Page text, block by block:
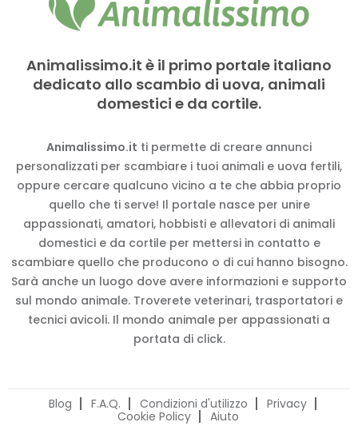
Animalissimo.it è il primo portale italiano
dedicato allo scambio di uova, animali
domestici e da cortile.
Animalissimo.it ti permette di creare annunci
personalizzati per scambiare i tuoi animali e uova fertili,
oppure cercare qualcuno vicino a te che abbia proprio
quello che ti serve! Il portale nasce per unire
appassionati, amatori, hobbisti e allevatori di animali
domestici e da cortile per mettersi in contatto e
scambiare quello che producono o di cui hanno bisogno.
Sarà anche un luogo dove avere informazioni e supporto
sul mondo animale. Troverete veterinari, trasportatori e
tecnici avicoli. Il mondo animale per appassionati a
portata di click.
Blog F.A.Q. Condizioni d'utilizzo
Privacy
Cookie Policy
Aiuto